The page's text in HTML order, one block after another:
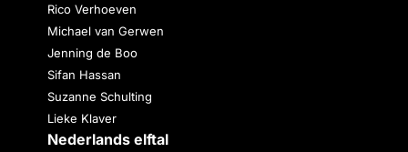
Rico Verhoeven
Michael van Gerwen
Jenning de Boo
Sifan Hassan
Suzanne Schulting
Lieke Klaver
Nederlands elftal